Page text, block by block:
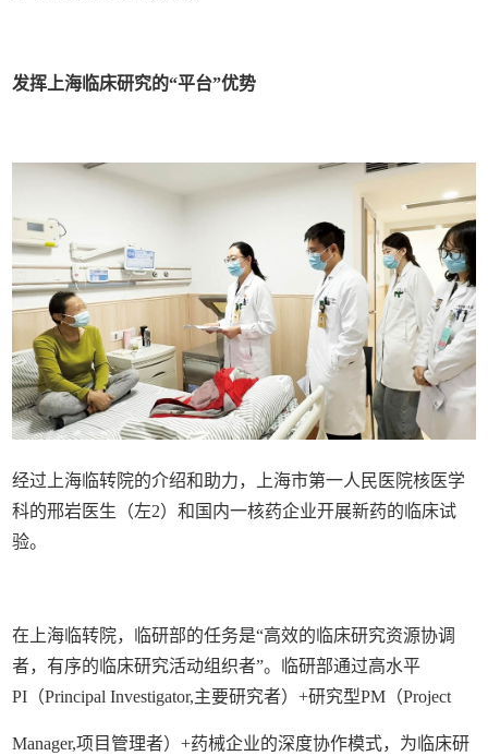
发挥上海临床研究的“平台”优势
经过上海临转院的介绍和助力，上海市第一人民医院核医学
科的邢岩医生（左2）和国内一核药企业开展新药的临床试
验。
在上海临转院，临研部的任务是“高效的临床研究资源协调
者，有序的临床研究活动组织者”。临研部通过高水平
PI（Principal Investigator,主要研究者）+研究型PM（Project
Manager,项目管理者）+药械企业的深度协作模式，为临床研